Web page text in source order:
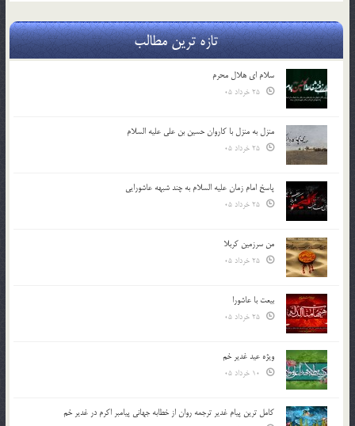
تازه ترین مطالب
سلام ای هلال محرم
منزل به منزل با کاروان حسین بن علی علیه السلام
پاسخ امام زمان علیه السلام به چند شبهه عاشورایی
من سرزمین کربلا
بیعت با عاشورا
ویژه عید غدیر خم
کامل ترین پیام غدیر ترجمه روان از خطابه جهانی پیامبر اکرم در غدیر خم